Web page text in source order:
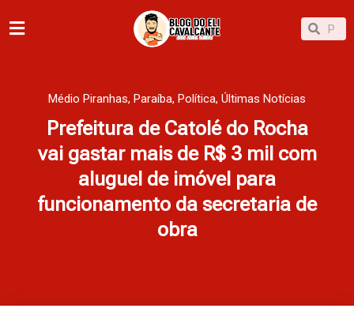
para
Pesquisar
Médio Piranhas, Paraíba, Política, Últimas Notícias
Prefeitura de Catolé do Rocha
vai gastar mais de R$ 3 mil com
aluguel de imóvel para
funcionamento da secretaria de
obra